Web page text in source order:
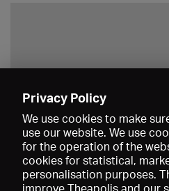
Privacy Policy
We use cookies to make
use our website. We use
for the operation of the
cookies for statistical,
personalisation purposes.
improve Theapolis and our